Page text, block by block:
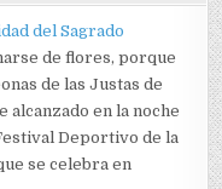
del Sagrado
de flores, porque
de las Justas de
alcanzado en la noche
Deportivo de la
se celebra en